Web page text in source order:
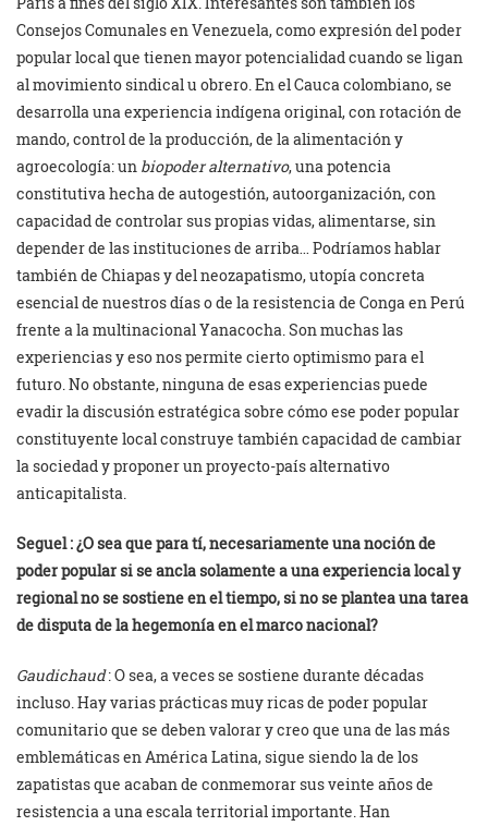
Consejos Comunales en Venezuela, como expresión del poder
popular local que tienen mayor potencialidad cuando se ligan
al movimiento sindical u obrero. En el Cauca colombiano, se
desarrolla una experiencia indígena original, con rotación de
mando, control de la producción, de la alimentación y
agroecología: un biopoder alternativo, una potencia
constitutiva hecha de autogestión, autoorganización, con
capacidad de controlar sus propias vidas, alimentarse, sin
depender de las instituciones de arriba… Podríamos hablar
también de Chiapas y del neozapatismo, utopía concreta
esencial de nuestros días o de la resistencia de Conga en Perú
frente a la multinacional Yanacocha. Son muchas las
experiencias y eso nos permite cierto optimismo para el
futuro. No obstante, ninguna de esas experiencias puede
evadir la discusión estratégica sobre cómo ese poder popular
constituyente local construye también capacidad de cambiar
la sociedad y proponer un proyecto-país alternativo
anticapitalista.
Seguel : ¿O sea que para tí, necesariamente una noción de
poder popular si se ancla solamente a una experiencia local y
regional no se sostiene en el tiempo, si no se plantea una tarea
de disputa de la hegemonía en el marco nacional?
Gaudichaud: O sea, a veces se sostiene durante décadas
incluso. Hay varias prácticas muy ricas de poder popular
comunitario que se deben valorar y creo que una de las más
emblemáticas en América Latina, sigue siendo la de los
zapatistas que acaban de conmemorar sus veinte años de
resistencia a una escala territorial importante. Han